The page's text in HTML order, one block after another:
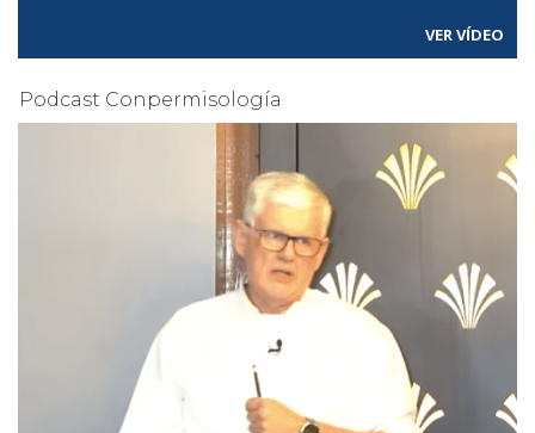
VER VÍDEO
Podcast Conpermisología